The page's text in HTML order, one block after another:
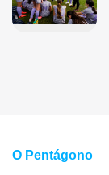
O Pentágono